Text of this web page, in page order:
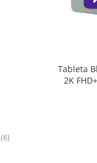
(6)
Tableta
2K